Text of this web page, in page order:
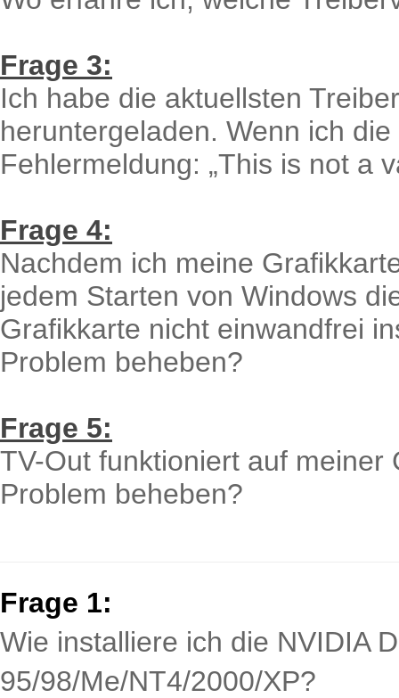
Frage 3:
Ich habe die aktuellsten
heruntergeladen. Wenn ich
Fehlermeldung: „This is not a
Frage 4:
Nachdem ich meine
jedem Starten von Windows
Grafikkarte nicht einwandfrei
Problem beheben?
Frage 5:
TV-Out funktioniert auf
Problem beheben?
Frage 1:
Wie installiere ich die NVIDIA
95/98/Me/NT4/2000/XP?